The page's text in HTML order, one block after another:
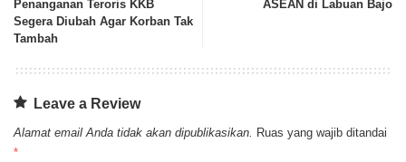
Penanganan Teroris KKB
Segera Diubah Agar Korban Tak
Tambah
ASEAN di Labuan Bajo
Leave a Review
Alamat email Anda tidak akan dipublikasikan. Ruas yang wajib ditandai
*